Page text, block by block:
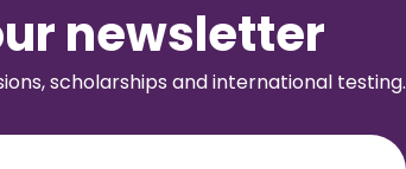
newsletter
scholarships and international testing.